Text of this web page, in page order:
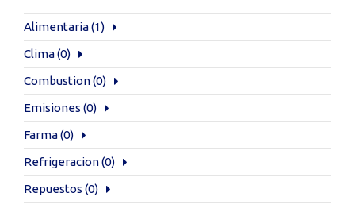
Alimentaria(1)
Clima(0)
Combustion(0)
Emisiones (0)
Farma(0)
Refrigeracion(0)
Repuestos (0)